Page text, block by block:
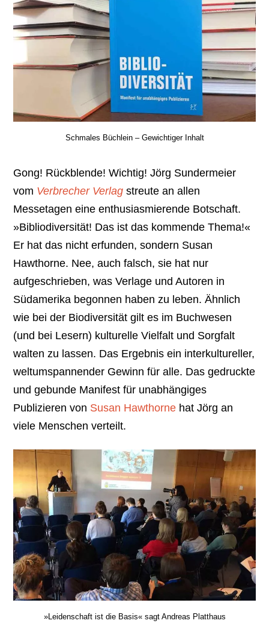
Schmales Büchlein – Gewichtiger Inhalt
Gong! Rückblende! Wichtig! Jörg Sundermeier
vom Verbrecher Verlagstreute an allen
Messetagen eine enthusiasmierende Botschaft.
»Bibliodiversität! Das ist das kommende Thema!«
Er hat das nicht erfunden, sondern Susan
Hawthorne. Nee, auch falsch, sie hat nur
aufgeschrieben, was Verlage und Autoren in
Südamerika begonnen haben zu leben. Ähnlich
wie bei der Biodiversität gilt es im Buchwesen
(und bei Lesern) kulturelle Vielfalt und Sorgfalt
walten zu lassen. Das Ergebnis ein interkultureller,
weltumspannender Gewinn für alle. Das gedruckte
und gebunde Manifest für unabhängiges
Publizieren von Susan Hawthorne hat Jörg an
viele Menschen verteilt.
»Leidenschaft ist die Basis« sagt Andreas Platthaus